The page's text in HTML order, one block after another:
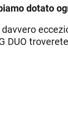
dotato
DUO